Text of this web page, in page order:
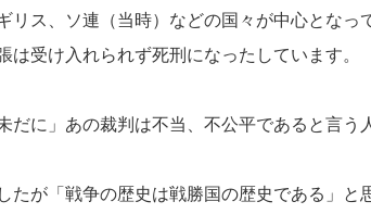
リス、ソ連（当時）などの国々が中心となっ
は受け入れられず死刑になったしています。
だに」あの裁判は不当、不公平であると言う
たが「戦争の歴史は戦勝国の歴史である」と